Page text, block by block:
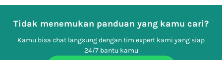
Tidak menemukan panduan yang kamu cari?
Kamu bisa chat langsung dengan tim expert kami yang siap
24/7 bantu kamu